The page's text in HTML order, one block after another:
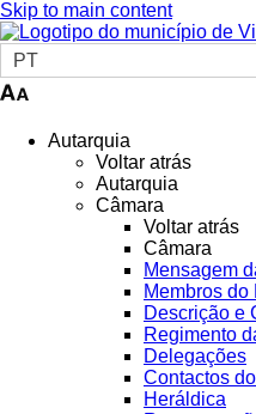
Skip to main content
PT
Autarquia
Voltar atrás
Autarquia
Câmara
Voltar atrás
Câmara
Mensagem
Membros do
Descrição e
Regimento
Delegações
Contactos
Heráldica